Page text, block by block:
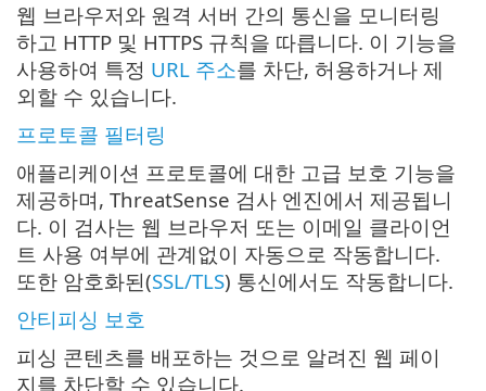
웹 브라우저와 원격 서버 간의 통신을 모니터링
하고 HTTP 및 HTTPS 규칙을 따릅니다. 이 기능을
사용하여 특정 URL 주소를 차단, 허용하거나 제
외할 수 있습니다.
프로토콜 필터링
애플리케이션 프로토콜에 대한 고급 보호 기능을
제공하며, ThreatSense 검사 엔진에서 제공됩니
다. 이 검사는 웹 브라우저 또는 이메일 클라이언
트 사용 여부에 관계없이 자동으로 작동합니다.
또한 암호화된(SSL/TLS) 통신에서도 작동합니다.
안티피싱 보호
피싱 콘텐츠를 배포하는 것으로 알려진 웹 페이
지를 차단할 수 있습니다.